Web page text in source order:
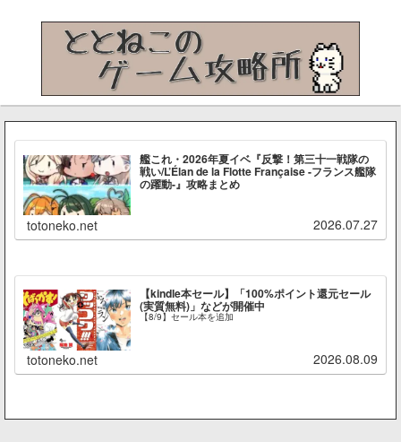
艦これ・2026年夏イベ『反撃！第三十一戦隊の
戦い/L’Élan de la Flotte Française -フランス艦隊
の躍動-』攻略まとめ
totoneko.net 2026.07.27
【kindle本セール】「100%ポイント還元セール
(実質無料)」などが開催中
【8/9】セール本を追加
totoneko.net 2026.08.09